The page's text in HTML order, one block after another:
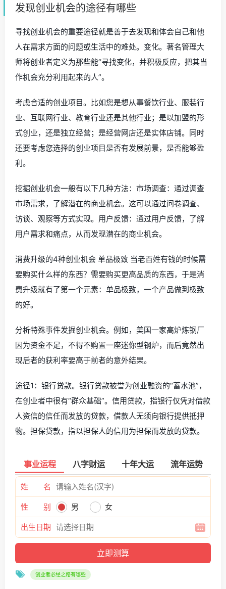
发现创业机会的途径有哪些
寻找创业机会的重要途径就是善于去发现和体会自己和他
人在需求方面的问题或生活中的难处。变化。著名管理大
师将创业者定义为那些能“寻找变化，并积极反应，把其当
作机会充分利用起来的人”。
考虑合适的创业项目。比如您是想从事餐饮行业、服装行
业、互联网行业、教育行业还是其他行业；是以加盟的形
式创业，还是独立经营；是经营网店还是实体店铺。同时
还要考虑您选择的创业项目是否有发展前景，是否能够盈
利。
挖掘创业机会一般有以下几种方法：市场调查：通过调查
市场需求，了解潜在的商业机会。这可以通过问卷调查、
访谈、观察等方式实现。用户反馈：通过用户反馈，了解
用户需求和痛点，从而发现潜在的商业机会。
消费升级的4种创业机会 单品极致 当老百姓有钱的时候需
要购买什么样的东西？需要购买更高品质的东西，于是消
费升级就有了第一个元素：单品极致，一个产品做到极致
的好。
分析特殊事件发掘创业机会。例如，美国一家高炉炼钢厂
因为资金不足，不得不购置一座迷你型钢炉，而后竟然出
现后者的获利率要高于前者的意外结果。
途径1：银行贷款。银行贷款被誉为创业融资的“蓄水池”，
在创业者中很有“群众基础”。信用贷款，指银行仅凭对借款
人资信的信任而发放的贷款，借款人无须向银行提供抵押
物。担保贷款，指以担保人的信用为担保而发放的贷款。
事业运程 八字财运 十年大运 流年运势
姓 名
性 别 男 女
出生日期
创业者必经之路有哪些